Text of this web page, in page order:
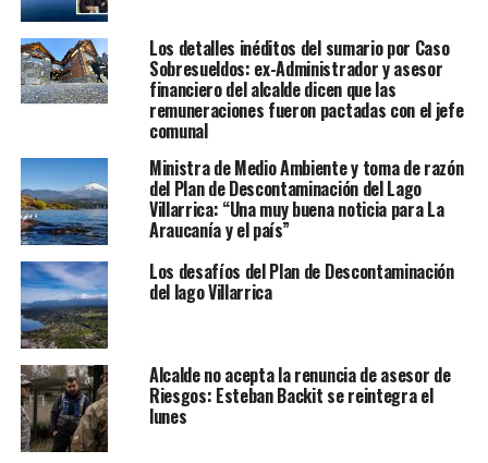
Los detalles inéditos del sumario por Caso
Sobresueldos: ex-Administrador y asesor
financiero del alcalde dicen que las
remuneraciones fueron pactadas con el jefe
comunal
Ministra de Medio Ambiente y toma de razón
del Plan de Descontaminación del Lago
Villarrica: “Una muy buena noticia para La
Araucanía y el país”
Los desafíos del Plan de Descontaminación
del lago Villarrica
Alcalde no acepta la renuncia de asesor de
Riesgos: Esteban Backit se reintegra el
lunes